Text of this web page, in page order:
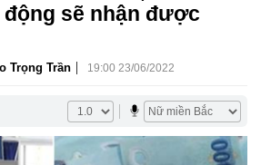
sẽ nhận được
Trọng Trần | 19:00 23/06/2022